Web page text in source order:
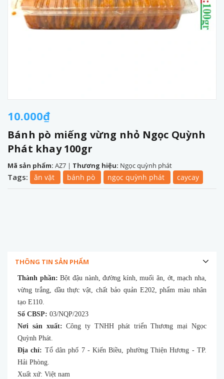
10.000₫
Bánh pò miếng vừng nhỏ Ngọc Quỳnh
Phát khay 100gr
Mã sản phẩm: AZ7 | Thương hiệu: Ngọc quỳnh phát
Tags: ăn vặt bánh pò ngọc quỳnh phát caycay
THÔNG TIN SẢN PHẨM
Thành phần: Bột đậu nành, đường kính, muối ăn, ớt, mạch nha,
vừng trắng, dầu thực vật, chất bảo quản E202, phẩm màu nhân
tạo E110.
Số CBSP: 03/NQP/2023
Nơi sản xuất: Công ty TNHH phát triển Thương mại Ngọc
Quỳnh Phát.
Địa chỉ: Tổ dân phố 7 - Kiến Biều, phường Thiện Hương - TP.
Hải Phòng.
Xuất xứ: Việt nam